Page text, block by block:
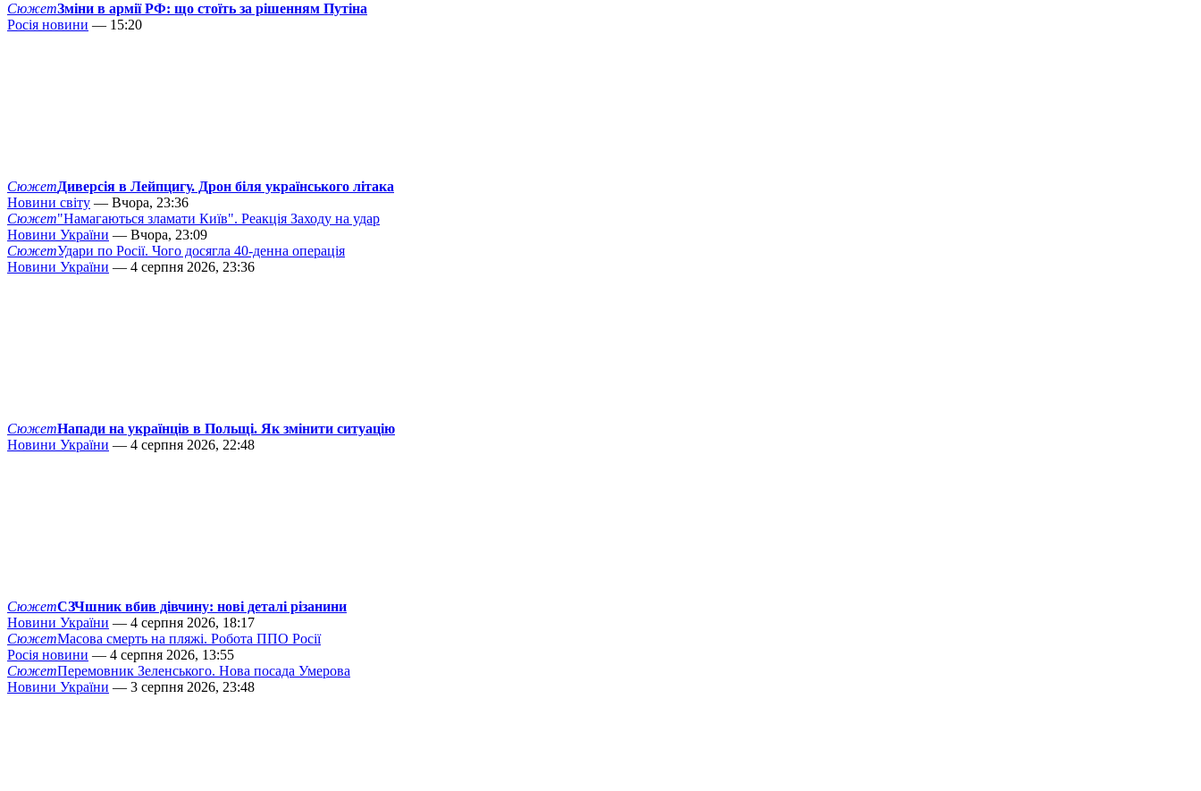
СюжетЗміни в армії РФ: що стоїть за рішенням Путіна
Росія новини — 15:20
СюжетДиверсія в Лейпцигу. Дрон біля українського літака
Новини світу — Вчора, 23:36
Сюжет"Намагаються зламати Київ". Реакція Заходу на удар
Новини України — Вчора, 23:09
СюжетУдари по Росії. Чого досягла 40-денна операція
Новини України — 4 серпня 2026, 23:36
СюжетНапади на українців в Польщі. Як змінити ситуацію
Новини України — 4 серпня 2026, 22:48
СюжетСЗЧшник вбив дівчину: нові деталі різанини
Новини України — 4 серпня 2026, 18:17
СюжетМасова смерть на пляжі. Робота ППО Росії
Росія новини — 4 серпня 2026, 13:55
СюжетПеремовник Зеленського. Нова посада Умерова
Новини України — 3 серпня 2026, 23:48